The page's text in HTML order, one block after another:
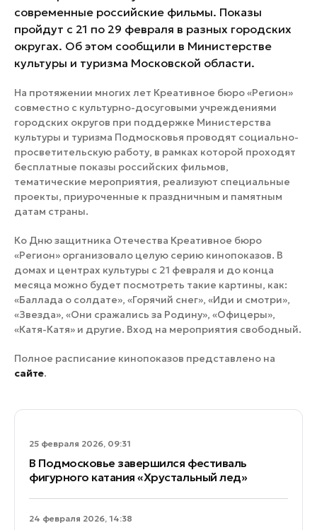
25 февраля 2026, 09:31
В Подмосковье завершился фестиваль
фигурного катания «Хрустальный лед»
24 февраля 2026, 14:38
современные российские фильмы. Показы
пройдут с 21 по 29 февраля в разных городских
округах. Об этом сообщили в Министерстве
культуры и туризма Московской области.
На протяжении многих лет Креативное бюро «Регион»
совместно с культурно-досуговыми учреждениями
городских округов при поддержке Министерства
культуры и туризма Подмосковья проводят социально-
просветительскую работу, в рамках которой проходят
бесплатные показы российских фильмов,
тематические мероприятия, реализуют специальные
проекты, приуроченные к праздничным и памятным
датам страны.
Ко Дню защитника Отечества Креативное бюро
«Регион» организовало целую серию кинопоказов. В
домах и центрах культуры с 21 февраля и до конца
месяца можно будет посмотреть такие картины, как:
«Баллада о солдате», «Горячий снег», «Иди и смотри»,
«Звезда», «Они сражались за Родину», «Офицеры»,
«Катя-Катя» и другие. Вход на мероприятия свободный.
Полное расписание кинопоказов представлено на
сайте.